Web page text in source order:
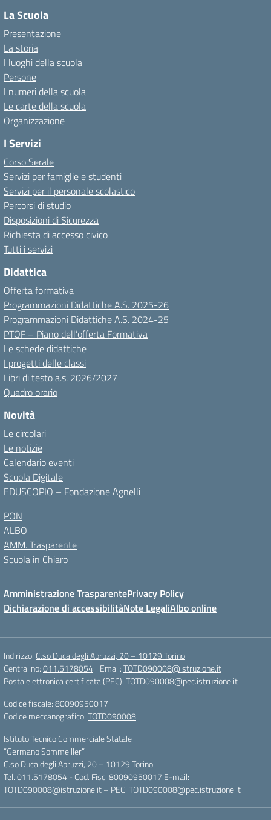
La Scuola
Presentazione
La storia
I luoghi della scuola
Persone
I numeri della scuola
Le carte della scuola
Organizzazione
I Servizi
Corso Serale
Servizi per famiglie e studenti
Servizi per il personale scolastico
Percorsi di studio
Disposizioni di Sicurezza
Richiesta di accesso civico
Tutti i servizi
Didattica
Offerta formativa
Programmazioni Didattiche A.S. 2025-26
Programmazioni Didattiche A.S. 2024-25
PTOF – Piano dell’offerta Formativa
Le schede didattiche
I progetti delle classi
Libri di testo a.s. 2026/2027
Quadro orario
Novità
Le circolari
Le notizie
Calendario eventi
Scuola Digitale
EDUSCOPIO – Fondazione Agnelli
PON
ALBO
AMM. Trasparente
Scuola in Chiaro
Amministrazione TrasparentePrivacy Policy
Dichiarazione di accessibilitàNote LegaliAlbo online
Indirizzo: C.so Duca degli Abruzzi, 20 – 10129 Torino
Centralino:011.5178054 Email:TOTD090008@istruzione.it
Posta elettronica certificata (PEC):TOTD090008@pec.istruzione.it
Codice fiscale: 80090950017
Codice meccanografico:TOTD090008
Istituto Tecnico Commerciale Statale
“Germano Sommeiller”
C.so Duca degli Abruzzi, 20 – 10129 Torino
Tel. 011.5178054 - Cod. Fisc. 80090950017 E-mail:
TOTD090008@istruzione.it – PEC: TOTD090008@pec.istruzione.it